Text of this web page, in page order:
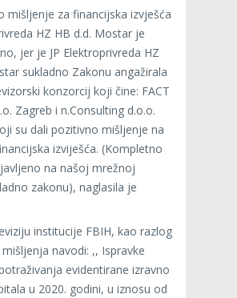
mišljenje za financijska izvješća
HZ HB d.d. Mostar je
jer je JP Elektroprivreda HZ
sukladno Zakonu angažirala
konzorcij koji čine: FACT
Zagreb i n.Consulting d.o.o.
su dali pozitivno mišljenje na
izviješća. (Kompletno
na našoj mrežnoj
zakonu), naglasila je
institucije FBIH, kao razlog
navodi: ,, Ispravke
evidentirane izravno
u 2020. godini, u iznosu od